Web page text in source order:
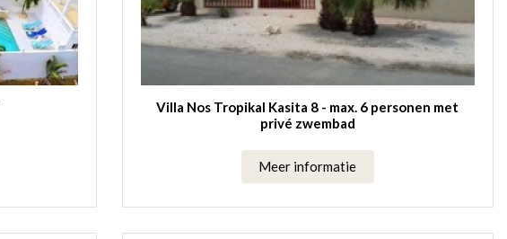
Villa Nos Tropikal Kasita 8 - max. 6 personen met
privé zwembad
Meer informatie